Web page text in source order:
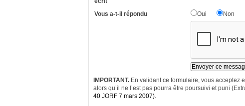
Vous a-t-il répondu
Oui Non
IMPORTANT. En validant ce formulaire, vous acceptez
alors qu’il ne l’est pas pourra être poursuivi et puni
40 JORF 7 mars 2007).